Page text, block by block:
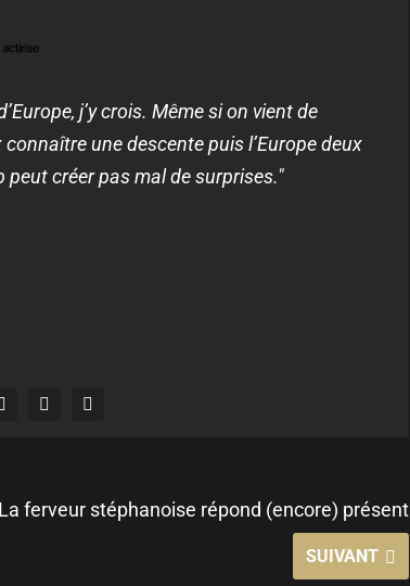
j’y crois. Même si on vient de
une descente puis l’Europe deux
créer pas mal de surprises."
ferveur stéphanoise répond (encore) présent
SUIVANT